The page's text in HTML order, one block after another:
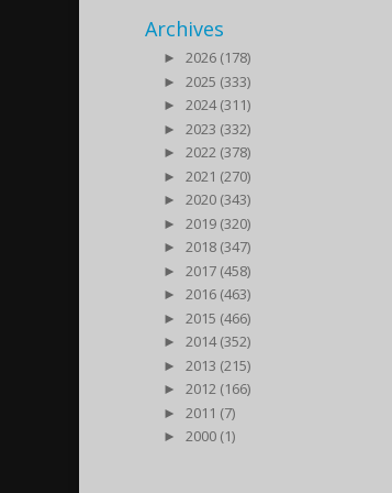
Archives
►
2026 (178)
►
2025 (333)
►
2024 (311)
►
2023 (332)
►
2022 (378)
►
2021 (270)
►
2020 (343)
►
2019 (320)
►
2018 (347)
►
2017 (458)
►
2016 (463)
►
2015 (466)
►
2014 (352)
►
2013 (215)
►
2012 (166)
►
2011 (7)
►
2000 (1)